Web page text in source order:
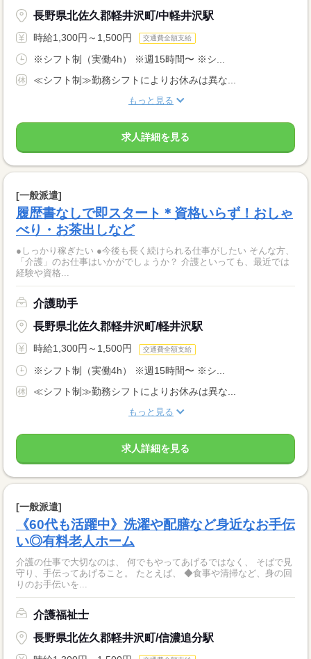
長野県北佐久郡軽井沢町/中軽井沢駅
時給1,300円～1,500円 交通費全額支給
※シフト制（実働4h） ※週15時間〜 ※シ...
≪シフト制≫勤務シフトによりお休みは異な...
もっと見る
求人詳細を見る
[一般派遣]
履歴書なしで即スタート＊資格いらず！おしゃ
べり・お茶出しなど
●しっかり稼ぎたい ●今後も長く続けられる仕事がしたい そんな方、
「介護」のお仕事はいかがでしょうか？ 介護といっても、最近では
経験や資格...
介護助手
長野県北佐久郡軽井沢町/軽井沢駅
時給1,300円～1,500円 交通費全額支給
※シフト制（実働4h） ※週15時間〜 ※シ...
≪シフト制≫勤務シフトによりお休みは異な...
もっと見る
求人詳細を見る
[一般派遣]
《60代も活躍中》洗濯や配膳など身近なお手伝
い◎有料老人ホーム
介護の仕事で大切なのは、 何でもやってあげるではなく、 そばで見
守り、手伝ってあげること。 たとえば、 ◆食事や清掃など、身の回
りのお手伝いを...
介護福祉士
長野県北佐久郡軽井沢町/信濃追分駅